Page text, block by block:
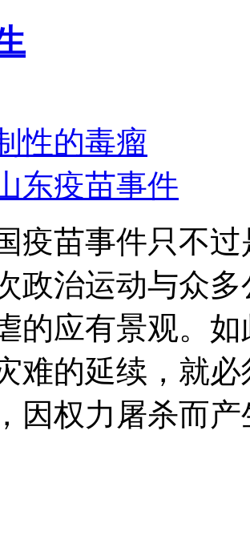
性的毒瘤
疫苗事件
疫苗事件只不
政治运动与众
的应有景观。
难的延续，就
因权力屠杀而